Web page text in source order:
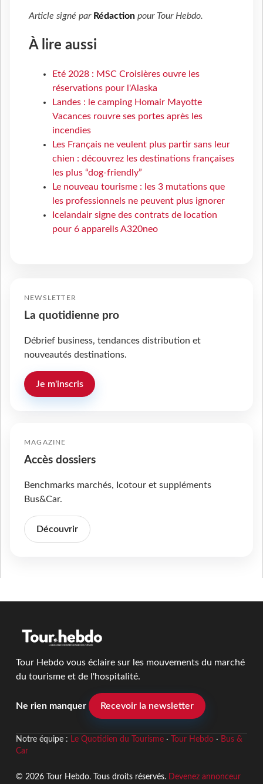
Article signé par Rédaction pour Tour Hebdo.
À lire aussi
Eté 2028 : MSC Croisières ouvre les
réservations pour l'Alaska
Landes : le camping Homair Mayotte
Vacances rouvre ses portes après les
incendies
Les Français ne veulent plus partir sans leur
chien : découvrez les destinations françaises
les plus “dog-friendly”
Le nouveau tourisme : les 3 mutations que
les professionnels ne peuvent plus ignorer
Icelandair signe des contrats de location
pour 6 appareils A320neo
NEWSLETTER
La quotidienne pro
Débrief business, tendances distribution et
nouveautés destinations.
Je m'inscris
MAGAZINE
Accès dossiers
Benchmarks marchés, Icotour et suppléments
Bus&Car.
Découvrir
Tour Hebdo vous éclaire sur les mouvements du marché
du tourisme et de l'hospitalité.
Ne rien manquer Recevoir la newsletter
Notre équipe : Le Quotidien du Tourisme· Tour Hebdo· Bus &
Car
© 2026 Tour Hebdo. Tous droits réservés. Devenez annonceur